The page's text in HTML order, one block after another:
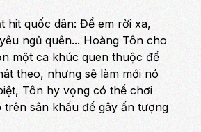
hit quốc dân: Để em rời xa,
ngủ quên... Hoàng Tôn cho
một ca khúc quen thuộc để
theo, nhưng sẽ làm mới nó
Tôn hy vọng có thể chơi
trên sân khấu để gây ấn tượng